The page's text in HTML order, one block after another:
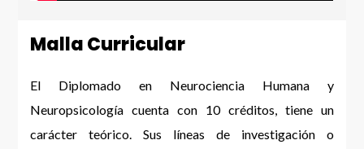
Malla Curricular
El Diplomado en Neurociencia Humana y
Neuropsicología cuenta con 10 créditos, tiene un
carácter teórico. Sus líneas de investigación o